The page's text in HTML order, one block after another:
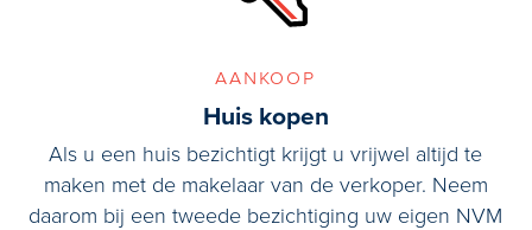
aankoop
Huis kopen
Als u een huis bezichtigt krijgt u vrijwel altijd te
maken met de makelaar van de verkoper. Neem
daarom bij een tweede bezichtiging uw eigen NVM